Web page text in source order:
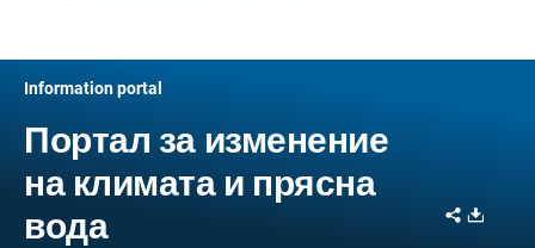
Information portal
Портал за изменение
на климата и прясна
вода
Share